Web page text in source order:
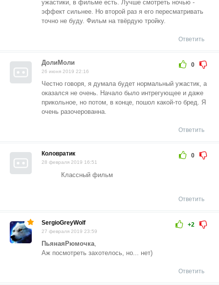
ужастики, в фильме есть. Лучше смотреть ночью -
эффект сильнее. Но второй раз я его пересматривать
точно не буду. Фильм на твёрдую тройку.
Ответить
0
ДолиМоли
26 июня 2019 22:16
Честно говоря, я думала будет нормальный ужастик, а
оказался не очень. Начало было интрегующее и даже
прикольное, но потом, в конце, пошол какой-то бред. Я
очень разочерованна.
Ответить
0
Коловратик
28 февраля 2019 16:51
Классный фильм
Ответить
+2
SergioGreyWolf
27 февраля 2019 23:59
ПьянаяРюмочка,
Аж посмотреть захотелось, но... нет)
Ответить